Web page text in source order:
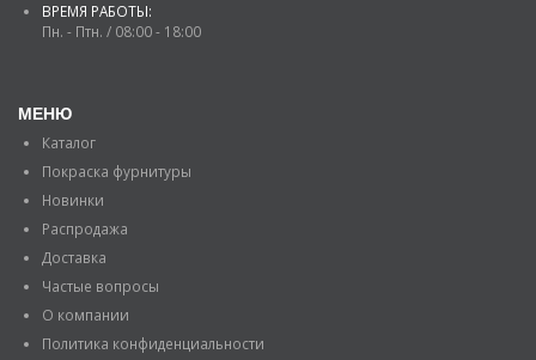
ВРЕМЯ РАБОТЫ:
Пн. - Птн. / 08:00 - 18:00
МЕНЮ
Каталог
Покраска фурнитуры
Новинки
Распродажа
Доставка
Частые вопросы
О компании
Политика конфиденциальности